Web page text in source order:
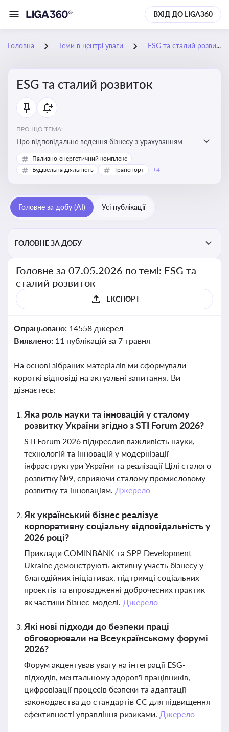
ВХІД ДО LIGA360
Головна Теми в центрі уваги ESG та сталий розвиток
ESG та сталий розвиток
ПРО ЩО ТЕМА:
Про відповідальне ведення бізнесу з урахуванням
екологічних, соціальних та управлінських факторів
для досягнення довгострокової сталості
Паливно-енергетичний комплекс
Будівельна діяльність
Транспорт +4
Головне за добу (AI) Усі публікації
ГОЛОВНЕ ЗА ДОБУ
Головне за 07.05.2026 по темі: ESG та
сталий розвиток
ЕКСПОРТ
Опрацьовано: 14558 джерел
Виявлено: 11 публікацій за 7 травня
На основі зібраних матеріалів ми сформували
короткі відповіді на актуальні запитання. Ви
дізнаєтесь:
Яка роль науки та інновацій у сталому
розвитку України згідно з STI Forum 2026?
STI Forum 2026 підкреслив важливість науки,
технологій та інновацій у модернізації
інфраструктури України та реалізації Цілі сталого
розвитку №9, сприяючи сталому промисловому
розвитку та інноваціям. Джерело
Як український бізнес реалізує
корпоративну соціальну відповідальність у
2026 році?
Приклади COMINBANK та SPP Development
Ukraine демонструють активну участь бізнесу у
благодійних ініціативах, підтримці соціальних
проєктів та впровадженні доброчесних практик
як частини бізнес-моделі. Джерело
Які нові підходи до безпеки праці
обговорювали на Всеукраїнському форумі
2026?
Форум акцентував увагу на інтеграції ESG-
підходів, ментальному здоров'ї працівників,
цифровізації процесів безпеки та адаптації
законодавства до стандартів ЄС для підвищення
ефективності управління ризиками. Джерело